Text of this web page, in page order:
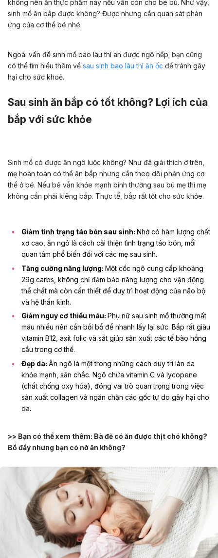
không nên ăn thực phẩm này nếu vẫn còn cho bé bú. Như vậy,
sinh mổ ăn bắp được không? Được nhưng cần quan sát phản
ứng của cơ thể bé nhé.
Ngoài vấn đề sinh mổ bao lâu thì an được ngô nếp; bạn cũng
có thể tìm hiểu thêm về sau sinh bao lâu thì ăn ốc để tránh gây
hại cho sức khoẻ.
Sau sinh ăn bắp có tốt không? Lợi ích của
bắp với sức khỏe
Sinh mổ có được ăn ngô luộc không? Như đã giải thích ở trên,
mẹ hoàn toàn có thể ăn bắp nhưng cần theo dõi phản ứng cơ
thể ở bé. Nếu bé vẫn khỏe mạnh bình thường sau bú mẹ thì mẹ
không cần phải kiêng bắp. Thực tế, bắp rất tốt cho sức khỏe.
Giảm tình trạng táo bón sau sinh: Nhờ có hàm lượng chất
xơ cao, ăn ngô là cách cải thiện tình trạng táo bón , mối
quan tâm phổ biến đối với các mẹ sau sinh.
Tăng cường năng lượng: Một cốc ngô cung cấp khoảng
29g carbs, không chỉ đảm bảo năng lượng cho vận động
thể chất mà còn cần thiết để duy trì hoạt động của não bộ
và hệ thần kinh.
Giảm nguy cơ thiếu máu: Phụ nữ sau sinh mổ thường mất
máu nhiều nên cần bồi bổ để nhanh lấy lại sức. Bắp rất giàu
vitamin B12 , axit folic và sắt giúp sản xuất các tế bào hồng
cầu trong cơ thể.
Đẹp da: Ăn ngô là một trong những cách duy trì làn da
khỏe mạnh, săn chắc. Ngô chứa vitamin C và lycopene
(chất chống oxy hóa), đóng vai trò quan trọng trong việc
sản xuất collagen và ngăn chặn các gốc tự do gây hại cho
da.
>> Bạn có thể xem thêm: Bà đẻ có ăn được thịt chó không?
Bổ đấy nhưng bạn có nỡ ăn không?